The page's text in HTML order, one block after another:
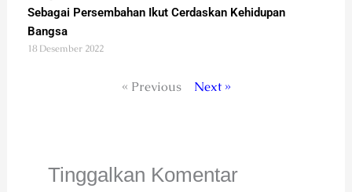
Sebagai Persembahan Ikut Cerdaskan Kehidupan
Bangsa
18 Desember 2022
« Previous Next »
Tinggalkan Komentar